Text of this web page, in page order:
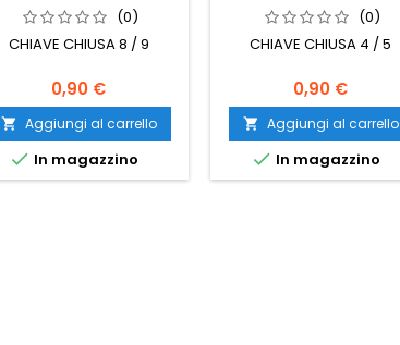
(0)
CHIAVE CHIUSA 8 / 9
0,90 €
 Aggiungi al carrello
 In magazzino
(0)
CHIAVE CHIUSA 4 / 5
0,90 €
 Aggiungi al carrello
 In magazzino